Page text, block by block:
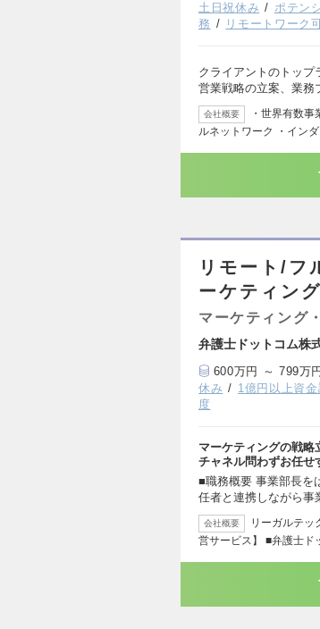
土日祝休み
ポテン
務
リモートワーク
クライアントのトップ
営業戦略の立案、業
会社概要
・世界有数
ルネットワーク ・イン
リモート/フ
ーケティン
マーケティング
弁護士ドットコム株
600万円 ～ 799万円
休み
1億円以上資金
度
マーケティングの戦略
チャネル問わずお任
■職務概要 事業部長を
任者と連携しながら事
会社概要
リーガルテッ
営サービス】 ■弁護士ド